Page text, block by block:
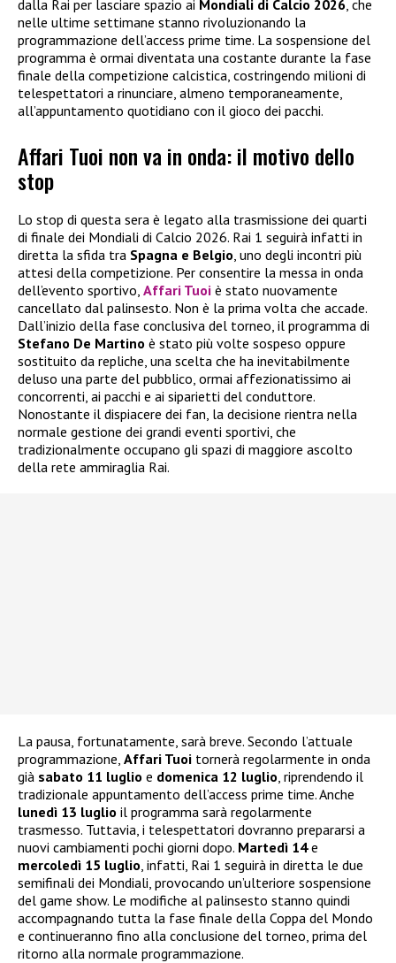
dalla Rai per lasciare spazio ai Mondiali di Calcio 2026, che
nelle ultime settimane stanno rivoluzionando la
programmazione dell’access prime time. La sospensione del
programma è ormai diventata una costante durante la fase
finale della competizione calcistica, costringendo milioni di
telespettatori a rinunciare, almeno temporaneamente,
all’appuntamento quotidiano con il gioco dei pacchi.
Affari Tuoi non va in onda: il motivo dello
stop
Lo stop di questa sera è legato alla trasmissione dei quarti
di finale dei Mondiali di Calcio 2026. Rai 1 seguirà infatti in
diretta la sfida tra Spagna e Belgio , uno degli incontri più
attesi della competizione. Per consentire la messa in onda
dell’evento sportivo, Affari Tuoi è stato nuovamente
cancellato dal palinsesto. Non è la prima volta che accade.
Dall’inizio della fase conclusiva del torneo, il programma di
Stefano De Martino è stato più volte sospeso oppure
sostituito da repliche, una scelta che ha inevitabilmente
deluso una parte del pubblico, ormai affezionatissimo ai
concorrenti, ai pacchi e ai siparietti del conduttore.
Nonostante il dispiacere dei fan, la decisione rientra nella
normale gestione dei grandi eventi sportivi, che
tradizionalmente occupano gli spazi di maggiore ascolto
della rete ammiraglia Rai.
La pausa, fortunatamente, sarà breve. Secondo l’attuale
programmazione, Affari Tuoi tornerà regolarmente in onda
già sabato 11 luglio e domenica 12 luglio , riprendendo il
tradizionale appuntamento dell’access prime time. Anche
lunedì 13 luglio il programma sarà regolarmente
trasmesso. Tuttavia, i telespettatori dovranno prepararsi a
nuovi cambiamenti pochi giorni dopo. Martedì 14e
mercoledì 15 luglio , infatti, Rai 1 seguirà in diretta le due
semifinali dei Mondiali, provocando un’ulteriore sospensione
del game show. Le modifiche al palinsesto stanno quindi
accompagnando tutta la fase finale della Coppa del Mondo
e continueranno fino alla conclusione del torneo, prima del
ritorno alla normale programmazione.